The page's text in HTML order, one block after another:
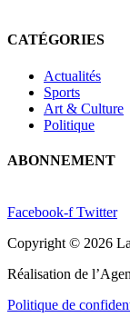
CATÉGORIES
Actualités
Sports
Art & Culture
Politique
ABONNEMENT
Facebook-f Twitter
Copyright © 2026
Réalisation de
Politique de